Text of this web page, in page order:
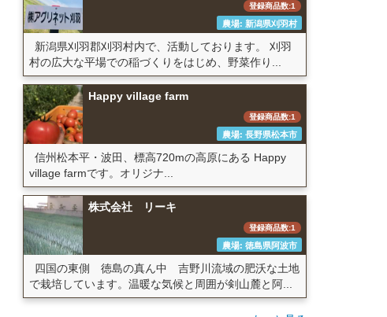
登録商品数:1
農場: 新潟県刈羽村
新潟県刈羽郡刈羽村内で、活動しております。 刈羽
村の広大な平場での稲づくりをはじめ、野菜作り...
Happy village farm
登録商品数:1
農場: 長野県松本市
信州松本平・波田、標高720mの高原にある Happy
village farmです。オリジナ...
株式会社 リーキ
登録商品数:1
農場: 徳島県阿波市
四国の東側 徳島の真ん中 吉野川流域の肥沃な土地
で栽培しています。温暖な気候と周囲が剣山麓と阿...